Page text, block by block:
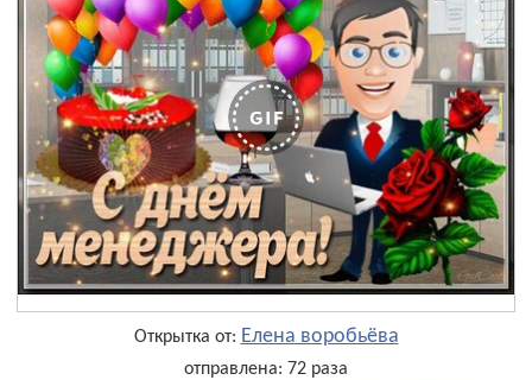
Открытка от: Елена воробьёва
отправлена: 72 раза